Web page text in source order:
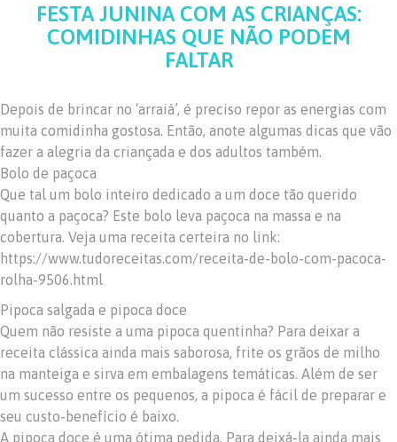
FESTA JUNINA COM AS CRIANÇAS:
COMIDINHAS QUE NÃO PODEM
FALTAR
Depois de brincar no ‘arraiá’, é preciso repor as energias com
muita comidinha gostosa. Então, anote algumas dicas que vão
fazer a alegria da criançada e dos adultos também.
Bolo de paçoca
Que tal um bolo inteiro dedicado a um doce tão querido
quanto a paçoca? Este bolo leva paçoca na massa e na
cobertura. Veja uma receita certeira no link:
https://www.tudoreceitas.com/receita-de-bolo-com-pacoca-
rolha-9506.html
Pipoca salgada e pipoca doce
Quem não resiste a uma pipoca quentinha? Para deixar a
receita clássica ainda mais saborosa, frite os grãos de milho
na manteiga e sirva em embalagens temáticas. Além de ser
um sucesso entre os pequenos, a pipoca é fácil de preparar e
seu custo-benefício é baixo.
A pipoca doce é uma ótima pedida. Para deixá-la ainda mais